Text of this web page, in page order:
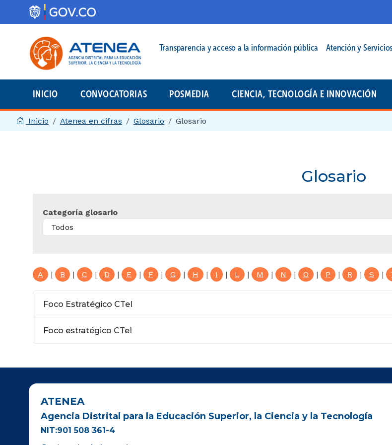
Pasar al contenido principal
Transparencia y acceso a la información pública Atención y
Menú principal | 2025
INICIO CONVOCATORIAS POSMEDIA CIENCIA, TECNOLOGÍA E INNOVACIÓN
Inicio Atenea en cifras Glosario Glosario
Glosario
Categoría glosario
A | B | C | D | E | F | G | H | I | L | M | N | O | P | R | S |
Foco Estratégico CTeI
Foco estratégico CTeI
ATENEA
Agencia Distrital para la Educación Superior, la Ciencia y la Tecnología
NIT:901 508 361-4